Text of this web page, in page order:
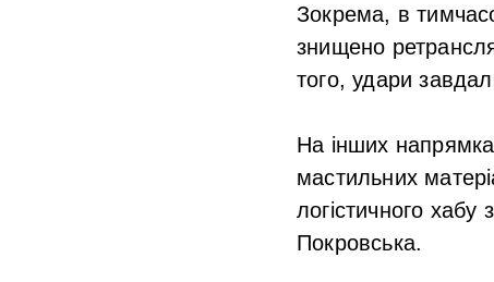
Зокрема, в
знищено
того, удари
На інших
мастильних
логістичного
Покровська.